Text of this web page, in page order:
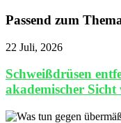
Passend zum
22 Juli, 2026
Schweißdrüsen
akademischer Sicht